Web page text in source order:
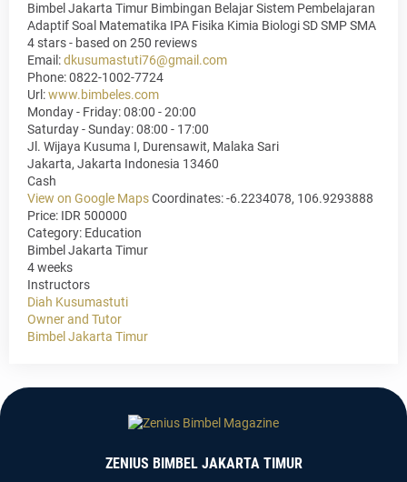
Bimbel Jakarta Timur Bimbingan Belajar Sistem Pembelajaran
Adaptif Soal Matematika IPA Fisika Kimia Biologi SD SMP SMA
4 stars - based on 250 reviews
Email:dkusumastuti76@gmail.com
Phone:0822-1002-7724
Url:www.bimbeles.com
Monday - Friday: 08:00 - 20:00
Saturday - Sunday: 08:00 - 17:00
Jl. Wijaya Kusuma I, Durensawit, Malaka Sari
Jakarta, Jakarta Indonesia 13460
Cash
View on Google MapsCoordinates: -6.2234078, 106.9293888
Price: IDR 500000
Category: Education
Bimbel Jakarta Timur
4 weeks
Instructors
Diah Kusumastuti
Owner and Tutor
Bimbel Jakarta Timur
ZENIUS BIMBEL JAKARTA TIMUR